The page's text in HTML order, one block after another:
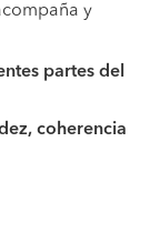
y
partes del
coherencia